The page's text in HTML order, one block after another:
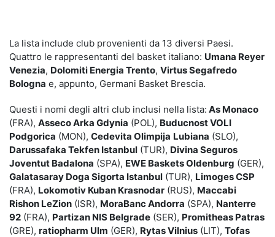
La lista include club provenienti da 13 diversi Paesi.
Quattro le rappresentanti del basket italiano: Umana Reyer
Venezia, Dolomiti Energia Trento, Virtus Segafredo
Bologna e, appunto, Germani Basket Brescia.
Questi i nomi degli altri club inclusi nella lista: As Monaco
(FRA), Asseco Arka Gdynia (POL), Buducnost VOLI
Podgorica (MON), Cedevita Olimpija Lubiana (SLO),
Darussafaka Tekfen Istanbul (TUR), Divina Seguros
Joventut Badalona (SPA), EWE Baskets Oldenburg (GER),
Galatasaray Doga Sigorta Istanbul (TUR), Limoges CSP
(FRA), Lokomotiv Kuban Krasnodar (RUS), Maccabi
Rishon LeZion (ISR), MoraBanc Andorra (SPA), Nanterre
92 (FRA), Partizan NIS Belgrade (SER), Promitheas Patras
(GRE), ratiopharm Ulm (GER), Rytas Vilnius (LIT), Tofas